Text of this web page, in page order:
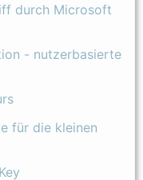
durch Microsoft
- nutzerbasierte
für die kleinen